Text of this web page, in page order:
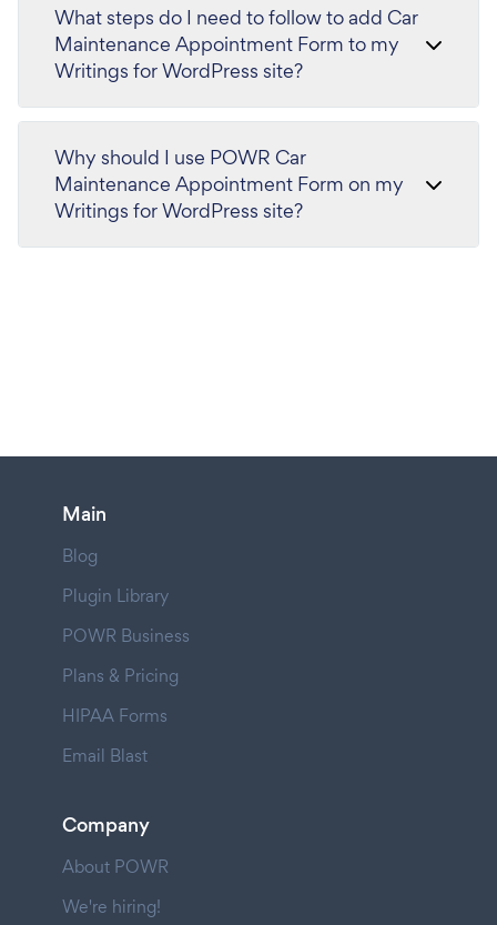
What steps do I need to follow to add Car
Maintenance Appointment Form to my
Writings for WordPress site?
Why should I use POWR Car
Maintenance Appointment Form on my
Writings for WordPress site?
Main
Blog
Plugin Library
POWR Business
Plans & Pricing
HIPAA Forms
Email Blast
Company
About POWR
We're hiring!